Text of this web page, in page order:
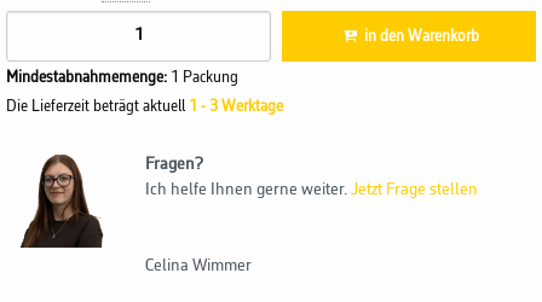
in den Warenkorb
Mindestabnahmemenge:
1 Packung
Die Lieferzeit beträgt aktuell
1 - 3 Werktage
Fragen?
Ich helfe Ihnen gerne weiter. Jetzt Frage stellen
Celina Wimmer